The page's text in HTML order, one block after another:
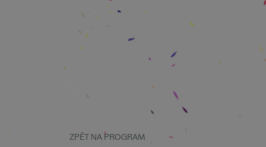
ZPĚT NA PROGRAM